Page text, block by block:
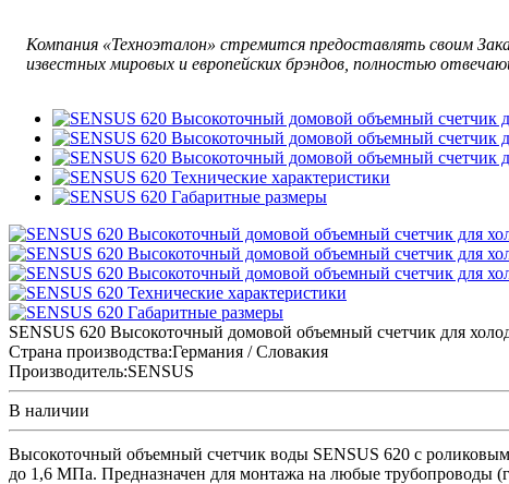
Компания «Техноэталон» стремится предоставлять своим
известных мировых и европейских брэндов, полностью
SENSUS 620 Высокоточный домовой объемный cчетчик для
Страна производства:Германия / Словакия
Производитель:SENSUS
В наличии
Высокоточный объемный счетчик воды SENSUS 620 с
до 1,6 МПа. Предназначен для монтажа на любые трубопроводы